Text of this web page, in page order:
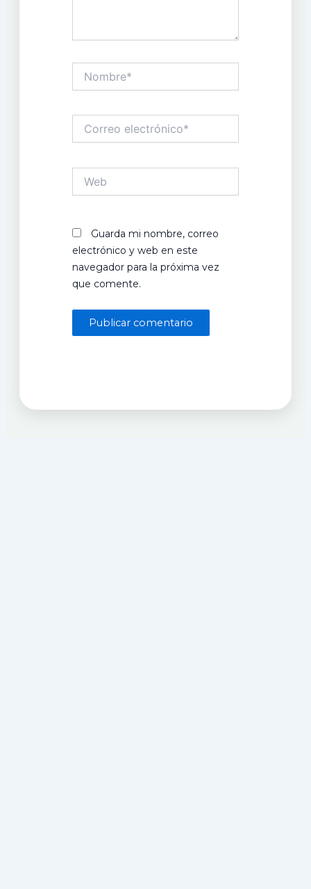
electrónico*
Guarda mi nombre, correo
electrónico y web en este
navegador para la próxima vez
que comente.